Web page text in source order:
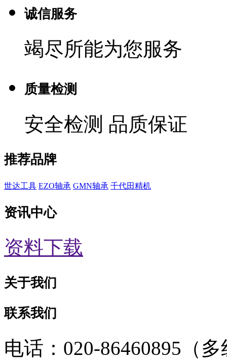
诚信服务
竭尽所能为您服务
质量检测
安全检测 品质保证
推荐品牌
世达工具 EZO轴承 GMN轴承 千代田精机
资讯中心
资料下载
关于我们
联系我们
电话：020-86460895（